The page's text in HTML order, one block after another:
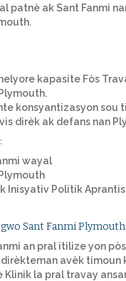
patnè ak Sant Fanmi
kapasite Fòs
konsyantizasyon sou
dirèk ak defans nan
wayal
Inisyativ Politik
Sant Fanmi Plymouth
an pral itilize yon
avèk timoun
Klinik la pral travay